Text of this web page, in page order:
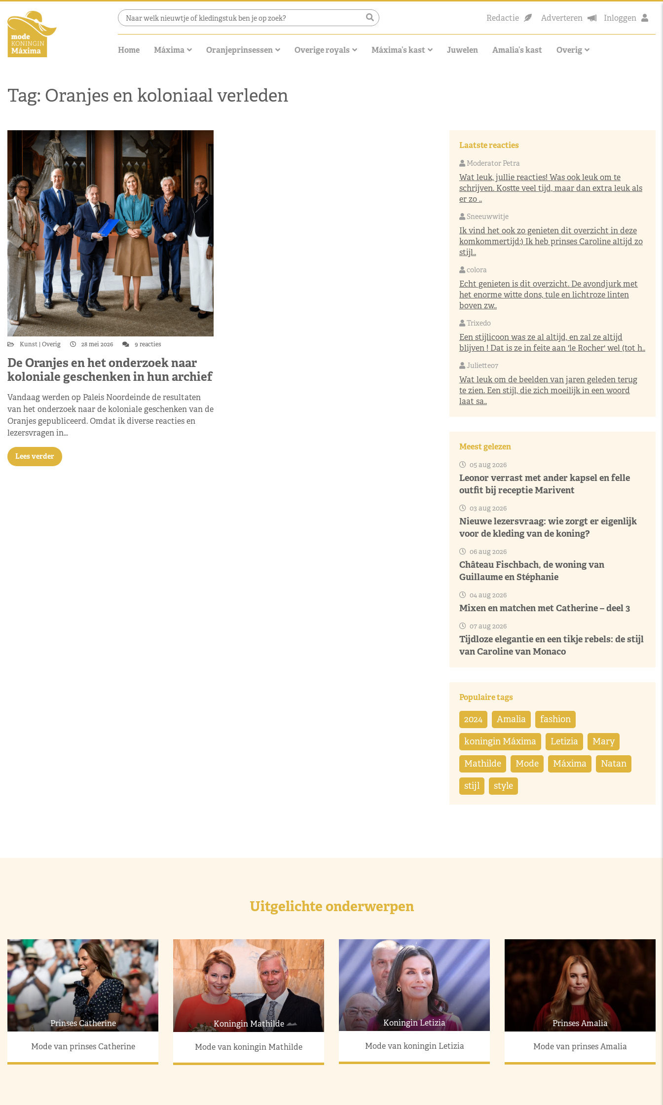
Redactie Adverteren Inloggen
Home Máxima Oranjeprinsessen Overige royals Máxima’s kast Juwelen Amalia’s kast Overig
Tag: Oranjes en koloniaal verleden
Kunst Overig 28 mei 2026 9 reacties
De Oranjes en het onderzoek naar
koloniale geschenken in hun archief
Vandaag werden op Paleis Noordeinde de resultaten
van het onderzoek naar de koloniale geschenken van de
Oranjes gepubliceerd. Omdat ik diverse reacties en
lezersvragen in…
Lees verder
Laatste reacties
Moderator Petra
Wat leuk, jullie reacties! Was ook leuk om te
schrijven. Kostte veel tijd, maar dan extra leuk als
er zo ..
Sneeuwwitje
Ik vind het ook zo genieten dit overzicht in deze
komkommertijd:) Ik heb prinses Caroline altijd zo
stijl..
colora
Echt genieten is dit overzicht. De avondjurk met
het enorme witte dons, tule en lichtroze linten
boven zw..
Trixedo
Een stijlicoon was ze al altijd, en zal ze altijd
blijven ! Dat is ze in feite aan 'le Rocher' wel (tot h..
Juliette07
Wat leuk om de beelden van jaren geleden terug
te zien. Een stijl, die zich moeilijk in een woord
laat sa..
Meest gelezen
05 aug 2026
Leonor verrast met ander kapsel en felle
outfit bij receptie Marivent
03 aug 2026
Nieuwe lezersvraag: wie zorgt er eigenlijk
voor de kleding van de koning?
06 aug 2026
Château Fischbach, de woning van
Guillaume en Stéphanie
04 aug 2026
Mixen en matchen met Catherine – deel 3
07 aug 2026
Tijdloze elegantie en een tikje rebels: de stijl
van Caroline van Monaco
Populaire tags
2024 Amalia fashion
koningin Máxima Letizia Mary
Mathilde Mode Máxima Natan
stijl style
Uitgelichte onderwerpen
Prinses Catherine
Mode van prinses Catherine
Koningin Mathilde
Mode van koningin Mathilde
Koningin Letizia
Mode van koningin Letizia
Prinses Amalia
Mode van prinses Amalia